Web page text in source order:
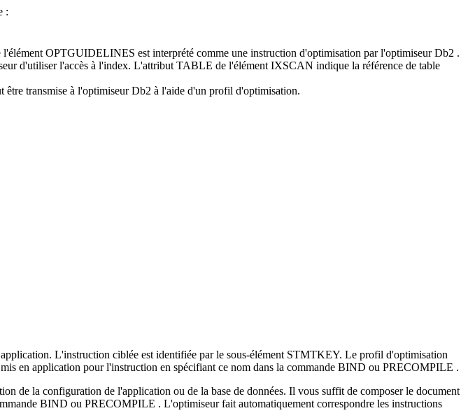
:
OPTGUIDELINES est interprété comme une instruction d'optimisation par l'optimiseurDb2 .
d'utiliser l'accès à l'index. L'attribut TABLE de l'élément IXSCAN indique la référence de table
être transmise à l'optimiseurDb2 à l'aide d'un profil d'optimisation.
L'instruction ciblée est identifiée par le sous-élément STMTKEY. Le profil d'optimisation
en application pour l'instruction en spécifiant ce nom dans la commande BIND ou PRECOMPILE .
de la configuration de l'application ou de la base de données. Il vous suffit de composer le document
BIND ou PRECOMPILE . L'optimiseur fait automatiquement correspondre les instructions